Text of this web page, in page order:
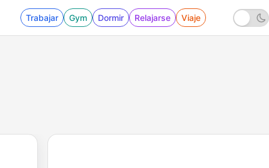
Trabajar Gym Dormir Relajarse Viaje